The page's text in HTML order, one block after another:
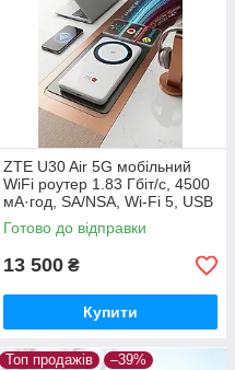
ZTE U30 Air 5G мобільний
WiFi роутер 1.83 Гбіт/с, 4500
мА·год, SA/NSA, Wi-Fi 5, USB
Type-C
Готово до відправки
13 500 ₴
Купити
Топ продажів –39%